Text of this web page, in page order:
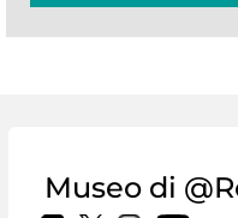
Museo di